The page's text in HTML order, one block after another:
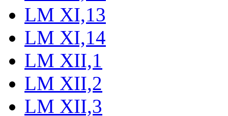
LM XI,13
LM XI,14
LM XII,1
LM XII,2
LM XII,3